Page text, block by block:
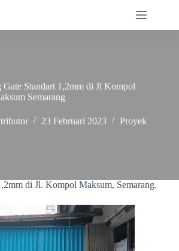
Gate Standart 1,2mm di Jl Kompol
Semarang
23 Februari 2023 Proyek
di Jl. Kompol Maksum, Semarang.